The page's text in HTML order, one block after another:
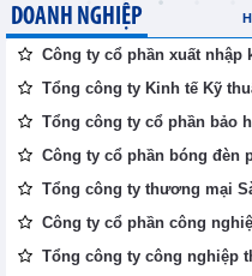
DOANH NGHIỆP
Công ty cổ phần xuất nhập
Tổng công ty Kinh tế Kỹ
Tổng công ty cổ phần bảo
Công ty cổ phần bóng đèn
Tổng công ty thương mại
Công ty cổ phần công
Tổng công ty công nghiệp